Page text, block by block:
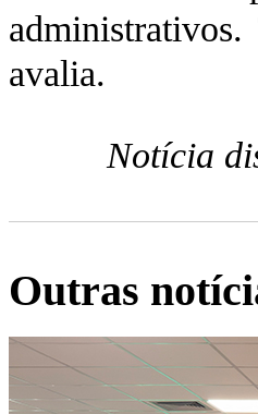
avalia.
Notícia
Outras